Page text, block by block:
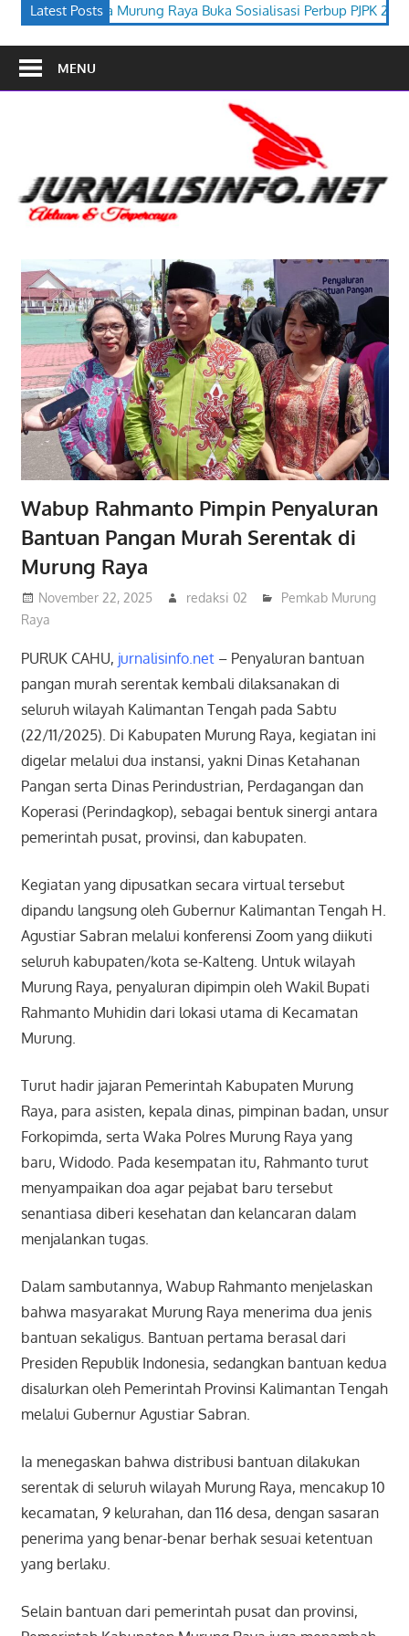
Latest Posts
Buka Sosialisasi Perbup PJPK 2026–2030 Festival Budaya
MENU
Wabup Rahmanto Pimpin Penyaluran
Bantuan Pangan Murah Serentak di
Murung Raya
November 22, 2025 redaksi 02
Pemkab Murung
Raya
PURUK CAHU, jurnalisinfo.net– Penyaluran bantuan
pangan murah serentak kembali dilaksanakan di
seluruh wilayah Kalimantan Tengah pada Sabtu
(22/11/2025). Di Kabupaten Murung Raya, kegiatan ini
digelar melalui dua instansi, yakni Dinas Ketahanan
Pangan serta Dinas Perindustrian, Perdagangan dan
Koperasi (Perindagkop), sebagai bentuk sinergi antara
pemerintah pusat, provinsi, dan kabupaten.
Kegiatan yang dipusatkan secara virtual tersebut
dipandu langsung oleh Gubernur Kalimantan Tengah H.
Agustiar Sabran melalui konferensi Zoom yang diikuti
seluruh kabupaten/kota se-Kalteng. Untuk wilayah
Murung Raya, penyaluran dipimpin oleh Wakil Bupati
Rahmanto Muhidin dari lokasi utama di Kecamatan
Murung.
Turut hadir jajaran Pemerintah Kabupaten Murung
Raya, para asisten, kepala dinas, pimpinan badan, unsur
Forkopimda, serta Waka Polres Murung Raya yang
baru, Widodo. Pada kesempatan itu, Rahmanto turut
menyampaikan doa agar pejabat baru tersebut
senantiasa diberi kesehatan dan kelancaran dalam
menjalankan tugas.
Dalam sambutannya, Wabup Rahmanto menjelaskan
bahwa masyarakat Murung Raya menerima dua jenis
bantuan sekaligus. Bantuan pertama berasal dari
Presiden Republik Indonesia, sedangkan bantuan kedua
disalurkan oleh Pemerintah Provinsi Kalimantan Tengah
melalui Gubernur Agustiar Sabran.
Ia menegaskan bahwa distribusi bantuan dilakukan
serentak di seluruh wilayah Murung Raya, mencakup 10
kecamatan, 9 kelurahan, dan 116 desa, dengan sasaran
penerima yang benar-benar berhak sesuai ketentuan
yang berlaku.
Selain bantuan dari pemerintah pusat dan provinsi,